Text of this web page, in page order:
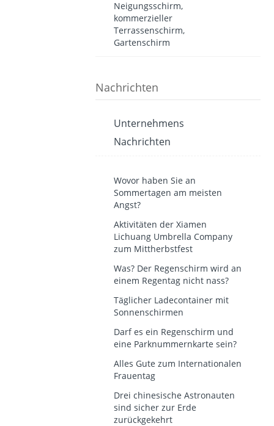
Neigungsschirm,
kommerzieller
Terrassenschirm,
Gartenschirm
Nachrichten
Unternehmens
Nachrichten
Wovor haben Sie an
Sommertagen am meisten
Angst?
Aktivitäten der Xiamen
Lichuang Umbrella Company
zum Mittherbstfest
Was? Der Regenschirm wird an
einem Regentag nicht nass?
Täglicher Ladecontainer mit
Sonnenschirmen
Darf es ein Regenschirm und
eine Parknummernkarte sein?
Alles Gute zum Internationalen
Frauentag
Drei chinesische Astronauten
sind sicher zur Erde
zurückgekehrt